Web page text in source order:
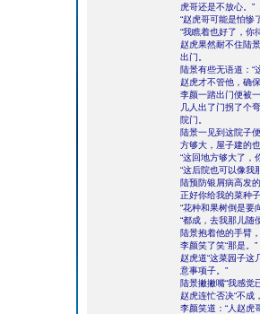
虎哥还是不放心。”
“赵虎哥可能是怕惨
“我瞧着也好了，你
赵虎果然耐不住陆
出门。
陆景有些无语道：“
赵虎才不管他，确
李颜一踏出门便被
几人出了门拐了个
院门。
陆景一见到这院子
方够大，屋子建的
“这回地方够大了，
“这后院也可以像我
陆预防银屑病高发
正好你给我的菜种
“花种和果树倒是要
“都成，去我那儿随
陆景抱着他的手臂
李颜笑了笑“那是。”
赵虎道“这菜园子这
意事项子。”
陆景撇撇嘴“我感觉
赵虎连忙否决“不成
李颜笑道：“人赵虎